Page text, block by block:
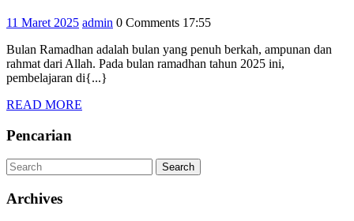
SD
NEGERI
11 Maret 202511
2025
admin admin
0 Comments 17:55
Bulan Ramadhan adalah bulan yang penuh berkah, ampunan dan
rahmat dari Allah. Pada bulan ramadhan tahun 2025 ini,
pembelajaran di{...}
READ MORE
Pencarian
Search Search
Archives